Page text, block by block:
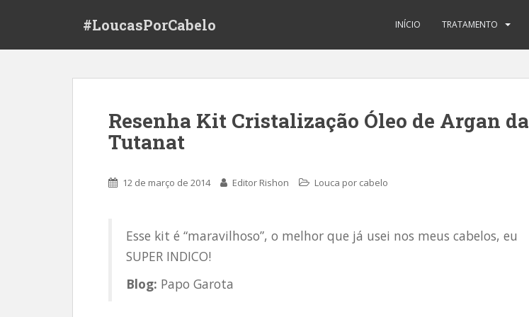
#LoucasPorCabelo INÍCIO TRATAMENTO
Resenha Kit Cristalização Óleo de Argan da
Tutanat
12 de março de 2014 Editor Rishon Louca por cabelo
Esse kit é “maravilhoso”, o melhor que já usei nos meus cabelos, eu
SUPER INDICO!
Blog: Papo Garota